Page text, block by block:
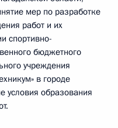
мер по разработке
работ и их
спортивно-
бюджетного
учреждения
в городе
условия образования